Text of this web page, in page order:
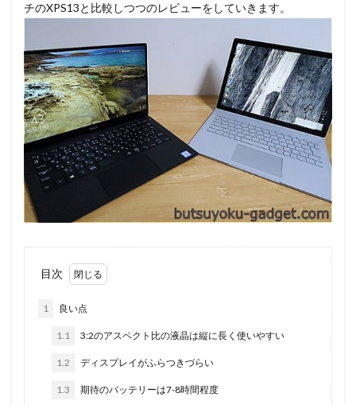
チのXPS13と比較しつつのレビューをしていきます。
目次
1 良い点
1.1 3:2のアスペクト比の液晶は縦に長く使いやすい
1.2 ディスプレイがふらつきづらい
1.3 期待のバッテリーは7-8時間程度